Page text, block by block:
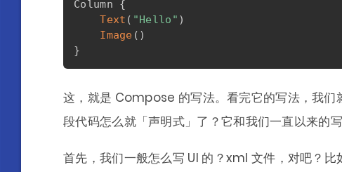
Column {
Text ( "Hello" )
Image ( )
}
这，就是 Compose 的写法。看完它的写法，我们
段代码怎么就「声明式」了？它和我们一直以来的
首先，我们一般怎么写 UI 的？xml 文件，对吧？